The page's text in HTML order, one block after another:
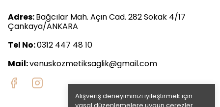
Alışveriş deneyiminizi iyileştirmek için
Adres:Bağcılar Mah. Açın Cad. 282 Sokak 4/17
Çankaya/ANKARA
Tel No:0312 447 48 10
Mail:venuskozmetiksaglik@gmail.com